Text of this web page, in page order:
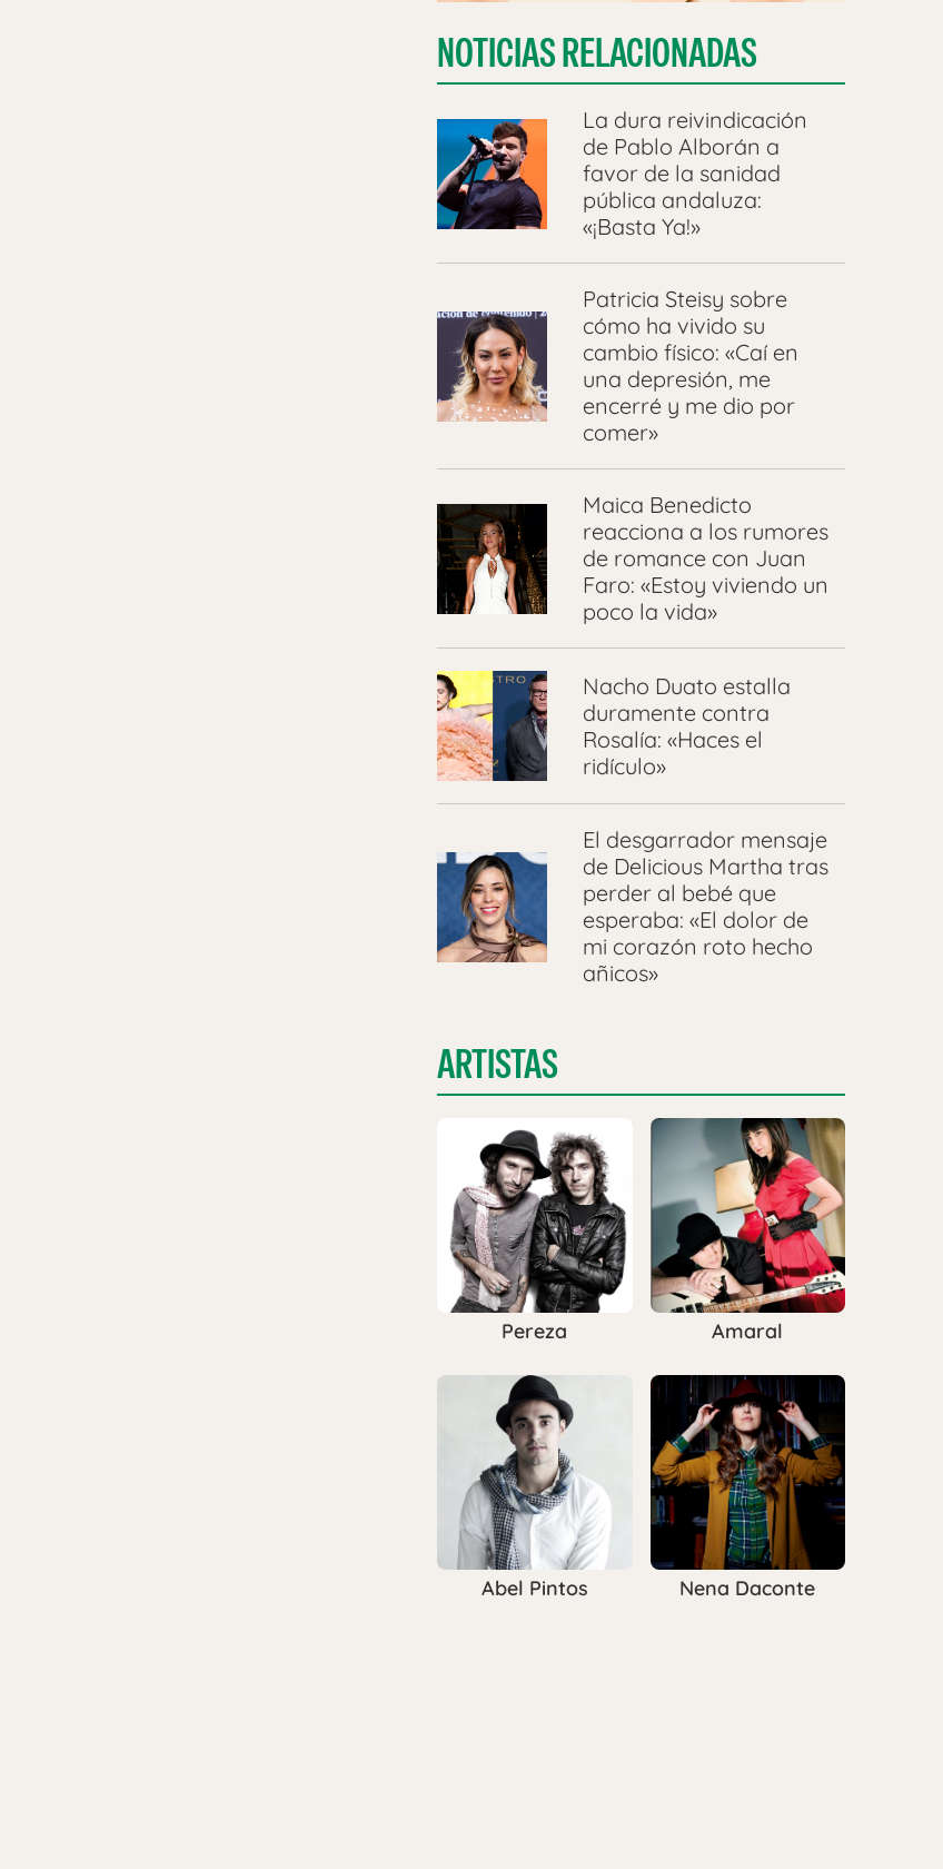
NOTICIAS RELACIONADAS
La dura reivindicación
de Pablo Alborán a
favor de la sanidad
pública andaluza:
«¡Basta Ya!»
Patricia Steisy sobre
cómo ha vivido su
cambio físico: «Caí en
una depresión, me
encerré y me dio por
comer»
Maica Benedicto
reacciona a los rumores
de romance con Juan
Faro: «Estoy viviendo un
poco la vida»
Nacho Duato estalla
duramente contra
Rosalía: «Haces el
ridículo»
El desgarrador mensaje
de Delicious Martha tras
perder al bebé que
esperaba: «El dolor de
mi corazón roto hecho
añicos»
ARTISTAS
Pereza Amaral
Abel Pintos Nena Daconte